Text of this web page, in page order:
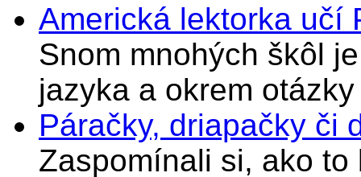
Americká lektorka učí
Snom mnohých škôl
jazyka a okrem
Páračky, driapačky či
Zaspomínali si, ako